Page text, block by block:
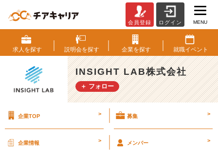
子
ラ
ン
チ
デ
ー
S
会員登録 ログイン MENU
求人を探す 説明会を探す 企業を探す 就職イベント
INSIGHT LAB株式会社
＋ フォロー
企業TOP > 募集 >
企業情報 > メンバー >